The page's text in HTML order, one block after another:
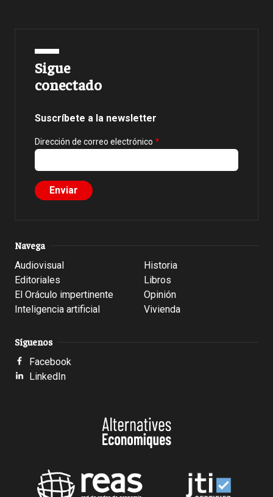
Sigue
conectado
Suscríbete a la newsletter
Dirección de correo electrónico
Navega
Audiovisual
Editoriales
El Oráculo impertinente
Inteligencia artificial
Historia
Libros
Opinión
Vivienda
Síguenos
Facebook
LinkedIn